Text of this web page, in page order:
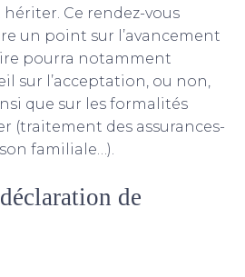
Ce rendez-vous
un point sur l’avancement
pourra notamment
sur l’acceptation, ou non,
que sur les formalités
(traitement des assurances-
familiale…).
de